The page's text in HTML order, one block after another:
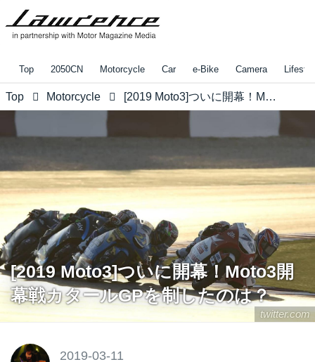
Top 2050CN Motorcycle Car e-Bike Camera
Top Motorcycle [2019 Moto3]ついに開幕！Moto3開幕戦カタールGPを制したのは？
twitter.com
[2019 Moto3]ついに開幕！Moto3開
幕戦カタールGPを制したのは？
2019-03-11